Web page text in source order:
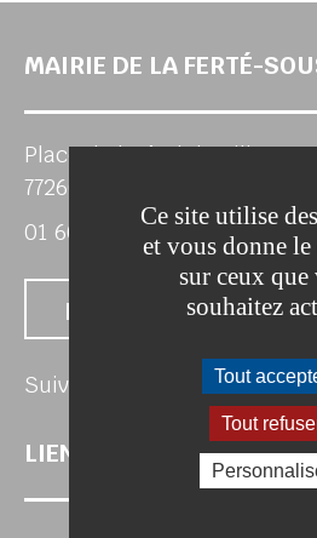
MAIRIE DE LA FERTÉ-
Place de l'Hôtel de Ville
77260 LA FERTE-SOUS-
01 60 22 25 63
Nous contacter
Suivez-nous
LIENS UTILES
Ce site utilise
et vous donne
sur ceux que
souhaitez
Tout
Tout